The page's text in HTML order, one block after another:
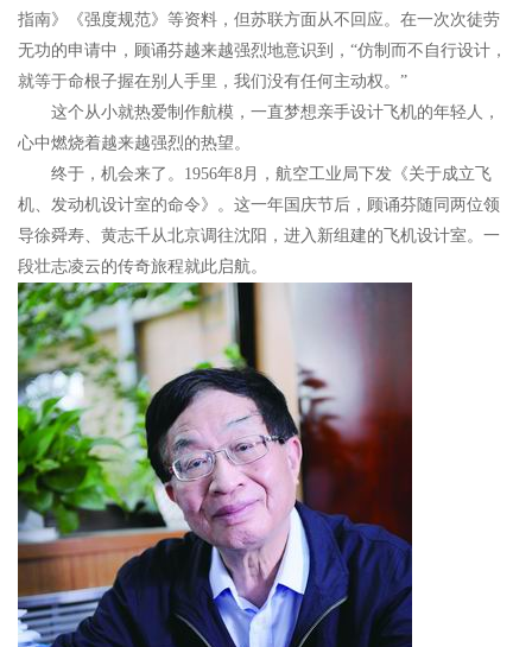
指南》《强度规范》等资料，但苏联方面从不回应。在一次次徒劳
无功的申请中，顾诵芬越来越强烈地意识到，“仿制而不自行设计，
就等于命根子握在别人手里，我们没有任何主动权。”
这个从小就热爱制作航模，一直梦想亲手设计飞机的年轻人，
心中燃烧着越来越强烈的热望。
终于，机会来了。1956年8月，航空工业局下发《关于成立飞
机、发动机设计室的命令》。这一年国庆节后，顾诵芬随同两位领
导徐舜寿、黄志千从北京调往沈阳，进入新组建的飞机设计室。一
段壮志凌云的传奇旅程就此启航。